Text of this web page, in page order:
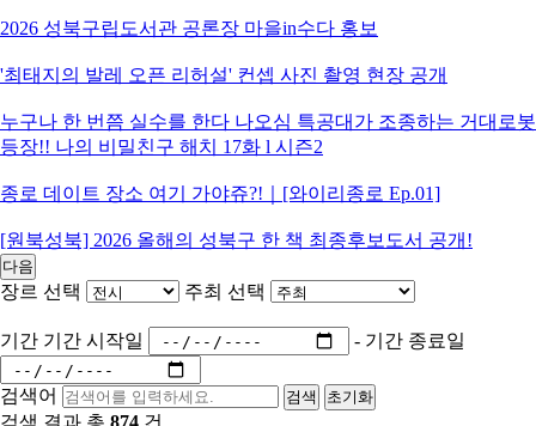
2026 성북구립도서관 공론장 마을in수다 홍보
'최태지의 발레 오픈 리허설' 컨셉 사진 촬영 현장 공개
누구나 한 번쯤 실수를 한다 나오심 특공대가 조종하는 거대로봇
등장!! 나의 비밀친구 해치 17화 l 시즌2
종로 데이트 장소 여기 가야쥬?!｜[와이리종로 Ep.01]
[원북성북] 2026 올해의 성북구 한 책 최종후보도서 공개!
다음
장르 선택 주최 선택
기간 기간 시작일 - 기간 종료일
검색어 검색 초기화
검색 결과 총 874 건